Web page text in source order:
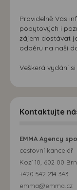
Pravidelně Vás
pobytových i
zájem dostávat
odběru na naší
Veškerá vydání
Kontaktujte
EMMA Agency
cestovní kancelář
Kozí 10, 602 00
+420 542 214 343
emma@emma.cz
možná
souhlasu,
přizpůsobených